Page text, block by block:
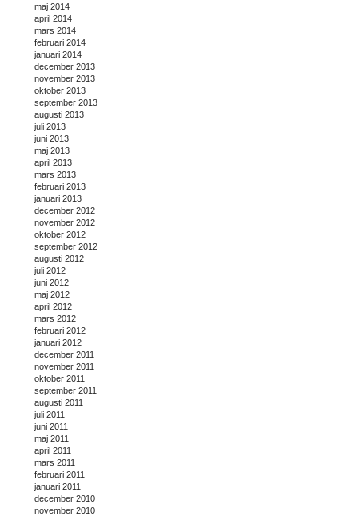
maj 2014
april 2014
mars 2014
februari 2014
januari 2014
december 2013
november 2013
oktober 2013
september 2013
augusti 2013
juli 2013
juni 2013
maj 2013
april 2013
mars 2013
februari 2013
januari 2013
december 2012
november 2012
oktober 2012
september 2012
augusti 2012
juli 2012
juni 2012
maj 2012
april 2012
mars 2012
februari 2012
januari 2012
december 2011
november 2011
oktober 2011
september 2011
augusti 2011
juli 2011
juni 2011
maj 2011
april 2011
mars 2011
februari 2011
januari 2011
december 2010
november 2010